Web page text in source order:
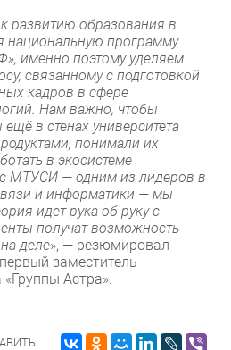
развитию образования в
национальную программу
именно поэтому уделяем
связанному с подготовкой
кадров в сфере
Нам важно, чтобы
в стенах университета
понимали их
в экосистеме
МТУСИ — одним из лидеров в
и информатики — мы
идет рука об руку с
получат возможность
деле», — резюмировал
заместитель
Астра».